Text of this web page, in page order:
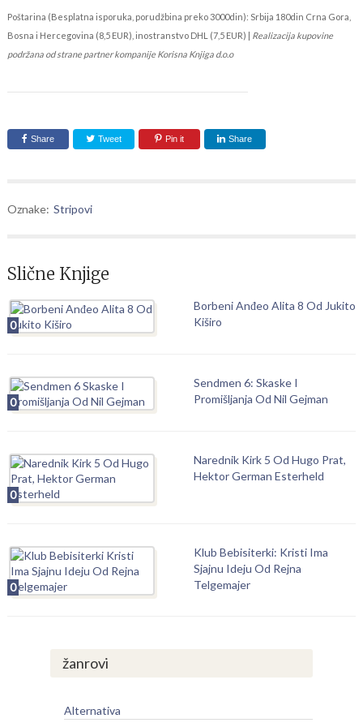
Poštarina (Besplatna isporuka, porudžbina preko 3000din): Srbija 180din Crna Gora,
Bosna i Hercegovina (8,5 EUR), inostranstvo DHL (7,5 EUR) | Realizacija kupovine
podržana od strane partner kompanije Korisna Knjiga d.o.o
Share Tweet Pin it Share
Oznake: Stripovi
Slične Knjige
0
Borbeni Anđeo Alita 8 Od Jukito
Kiširo
0
Sendmen 6: Skaske I
Promišljanja Od Nil Gejman
0
Narednik Kirk 5 Od Hugo Prat,
Hektor German Esterheld
0
Klub Bebisiterki: Kristi Ima
Sjajnu Ideju Od Rejna
Telgemajer
žanrovi
Alternativa